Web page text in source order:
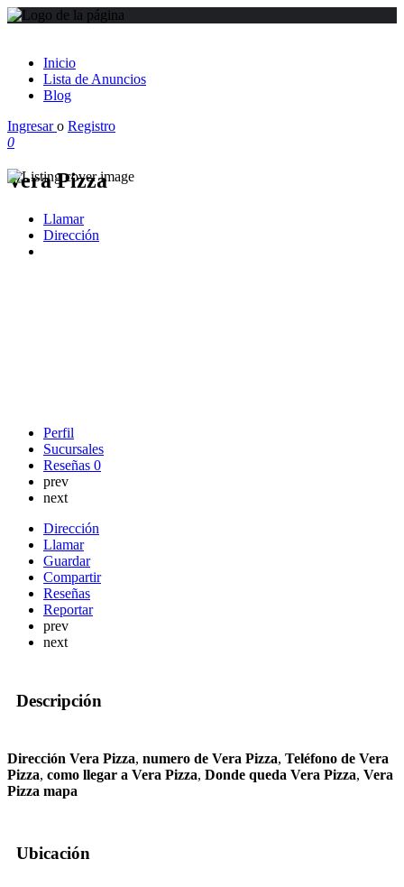
Inicio
Lista de Anuncios
Blog
Ingresaro Registro
0
Vera Pizza
Llamar
Dirección
Perfil
Sucursales
Reseñas 0
prev
next
Dirección
Llamar
Guardar
Compartir
Reseñas
Reportar
prev
next
Descripción
Dirección Vera Pizza, numero de Vera Pizza, Teléfono de Vera
Pizza, como llegar a Vera Pizza, Donde queda Vera Pizza, Vera
Pizza mapa
Ubicación